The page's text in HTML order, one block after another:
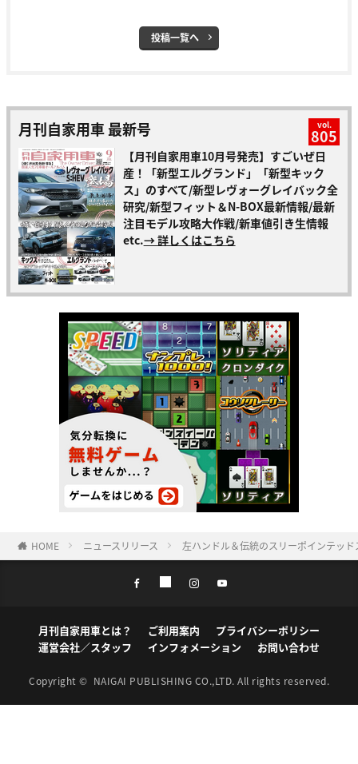
投稿一覧へ
月刊自家用車 最新号 vol.
805
【月刊自家用車10月号発売】すごいぜ日
産！「新型エルグランド」「新型キック
ス」のすべて/新型レヴォーグレイバック全
研究/新型フィット＆N-BOX最新情報/最新
注目モデル攻略大作戦/新車値引き生情報
etc.→ 詳しくはこちら
HOME ニュースリリース 左ハンドル＆伝統のスリーポインテッ
月刊自家用車とは？ ご利用案内
プライバシーポリシー
運営会社／スタッフ
インフォメーション お問い合わせ
Copyright © NAIGAI PUBLISHING CO.,LTD. All rights reserved.